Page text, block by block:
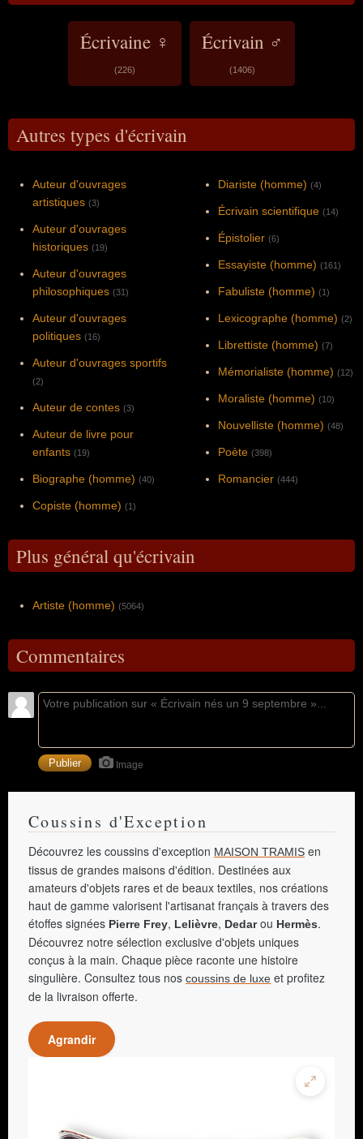
Écrivaine ♀
(226)
Écrivain ♂
(1406)
Autres types d'écrivain
Auteur d'ouvrages
artistiques (3)
Auteur d'ouvrages
historiques (19)
Auteur d'ouvrages
philosophiques (31)
Auteur d'ouvrages
politiques (16)
Auteur d'ouvrages sportifs
(2)
Auteur de contes (3)
Auteur de livre pour
enfants (19)
Biographe (homme) (40)
Copiste (homme) (1)
Diariste (homme) (4)
Écrivain scientifique (14)
Épistolier (6)
Essayiste (homme) (161)
Fabuliste (homme) (1)
Lexicographe (homme) (2)
Librettiste (homme) (7)
Mémorialiste (homme) (12)
Moraliste (homme) (10)
Nouvelliste (homme) (48)
Poète (398)
Romancier (444)
Plus général qu'écrivain
Artiste (homme) (5064)
Commentaires
Image
Coussins d'Exception
Découvrez les coussins d'exception MAISON TRAMIS en
tissus de grandes maisons d'édition. Destinées aux
amateurs d'objets rares et de beaux textiles, nos créations
haut de gamme valorisent l'artisanat français à travers des
étoffes signées Pierre Frey, Lelièvre, Dedarou Hermès.
Découvrez notre sélection exclusive d'objets uniques
conçus à la main. Chaque pièce raconte une histoire
singulière. Consultez tous nos coussins de luxe et profitez
de la livraison offerte.
Agrandir